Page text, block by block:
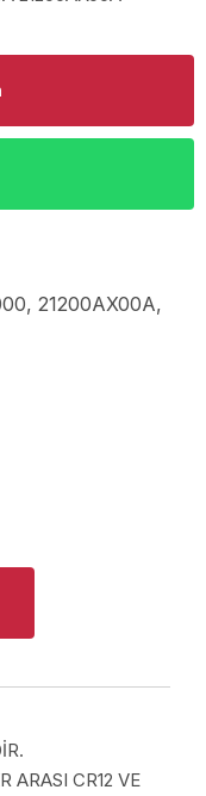
, 21200AX00A,
ARASI CR12 VE